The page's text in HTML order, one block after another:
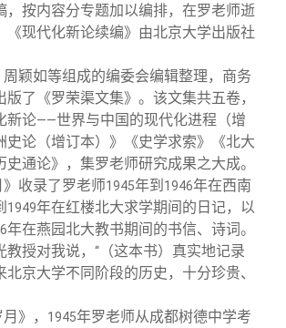
，按内容分专题加以编排，在罗老师逝
《现代化新论续编》由北京大学出版社
颖如等组成的编委会编辑整理，商务
版了《罗荣渠文集》。该文集共五卷，
新论——世界与中国的现代化进程（增
史论（增订本）》《史学求索》《北大
史通论》，集罗老师研究成果之大成。
》收录了罗老师1945年到 1946年在西南
1949年在红楼北大求学期间的日记，以
年在燕园北大教书期间的书信、诗词。
授对我说， “ （这本书）真实地记录
北京大学不同阶段的历史，十分珍贵、
》， 1945年罗老师从成都树德中学考